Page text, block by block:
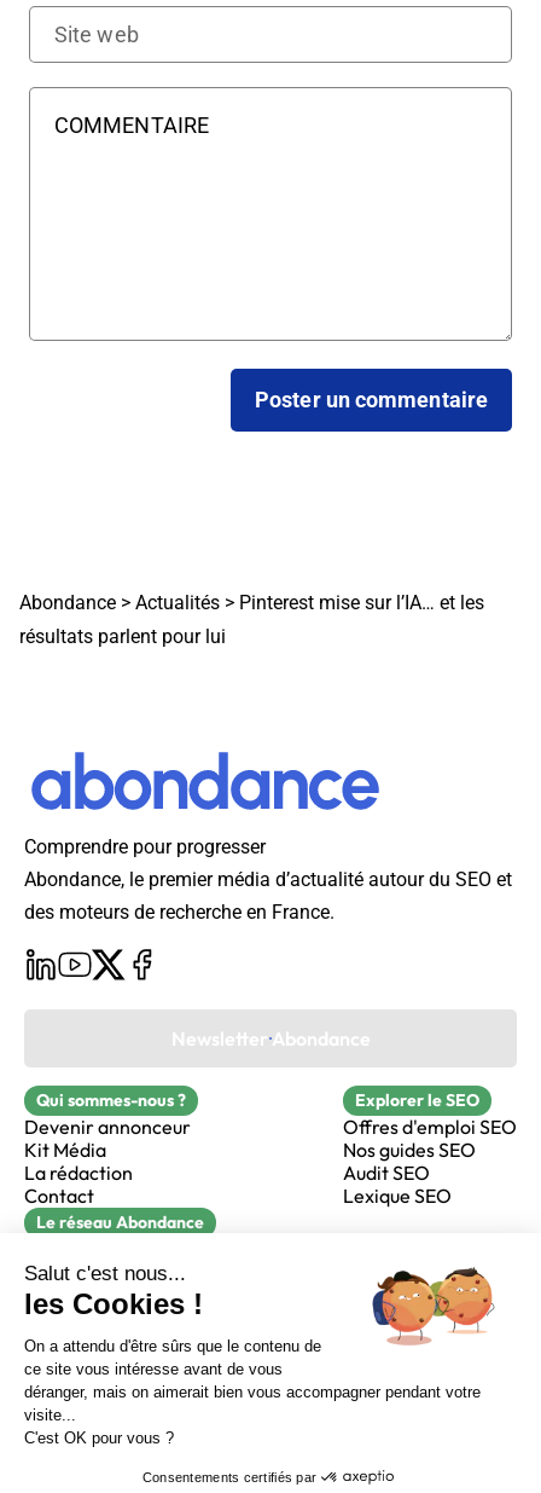
Sur LinkedIn Sur Youtube
Sur X Sur Facebook
Newsletter Abondance
Abondance > Actualités > Pinterest mise sur l’IA… et les
résultats parlent pour lui
Comprendre pour progresser
Abondance, le premier média d’actualité autour du SEO et
des moteurs de recherche en France.
Newsletter Abondance
Qui sommes-nous ?
Devenir annonceur
Kit Média
La rédaction
Contact
Explorer le SEO
Offres d'emploi SEO
Nos guides SEO
Audit SEO
Lexique SEO
Le réseau Abondance
Réacteur
alfie formation
CGV